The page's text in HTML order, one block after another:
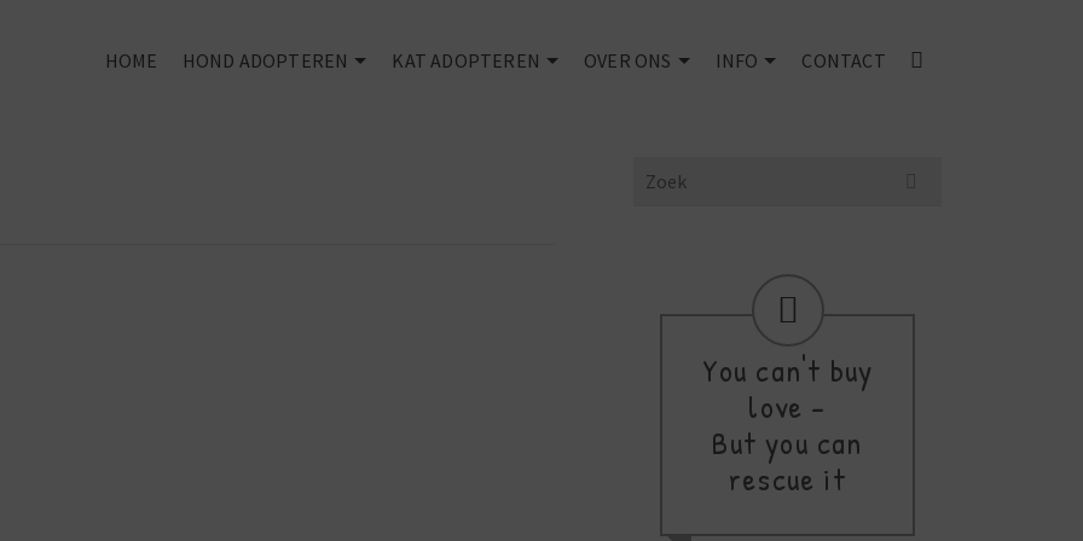
HOME HOND ADOPTEREN KAT ADOPTEREN OVER ONS INFO CONTACT
Search
You can't buy
love -
But you can
rescue it